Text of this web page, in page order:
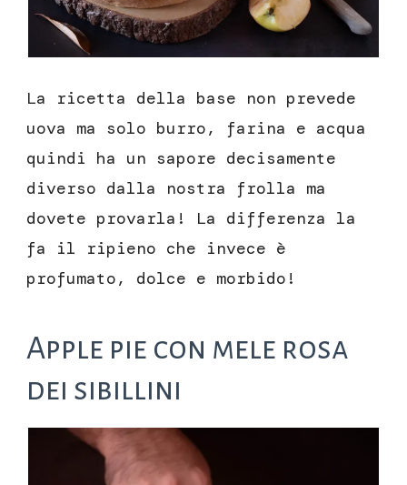
La ricetta della base non prevede
uova ma solo burro, farina e acqua
quindi ha un sapore decisamente
diverso dalla nostra frolla ma
dovete provarla! La differenza la
fa il ripieno che invece è
profumato, dolce e morbido!
Apple pie con mele rosa
dei sibillini